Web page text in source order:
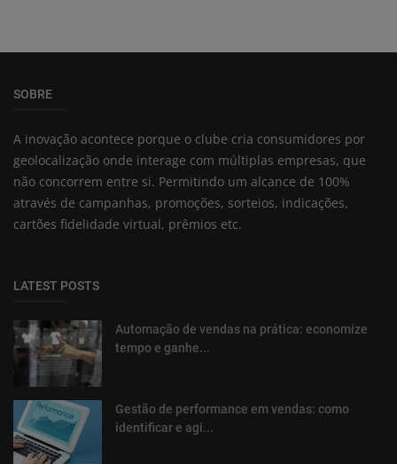
SOBRE
A inovação acontece porque o clube cria consumidores por
geolocalização onde interage com múltiplas empresas, que
não concorrem entre si. Permitindo um alcance de 100%
através de campanhas, promoções, sorteios, indicações,
cartões fidelidade virtual, prêmios etc.
LATEST POSTS
Automação de vendas na prática: economize
tempo e ganhe...
Gestão de performance em vendas: como
identificar e agi...